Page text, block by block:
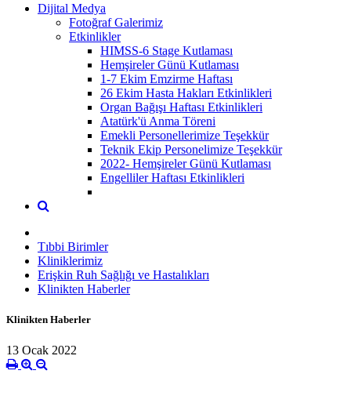
Dijital Medya
Fotoğraf Galerimiz
Etkinlikler
HIMSS-6 Stage Kutlaması
Hemşireler Günü Kutlaması
1-7 Ekim Emzirme Haftası
26 Ekim Hasta Hakları Etkinlikleri
Organ Bağışı Haftası Etkinlikleri
Atatürk'ü Anma Töreni
Emekli Personellerimize Teşekkür
Teknik Ekip Personelimize Teşekkür
2022- Hemşireler Günü Kutlaması
Engelliler Haftası Etkinlikleri
Tıbbi Birimler
Kliniklerimiz
Erişkin Ruh Sağlığı ve Hastalıkları
Klinikten Haberler
Klinikten Haberler
13 Ocak 2022